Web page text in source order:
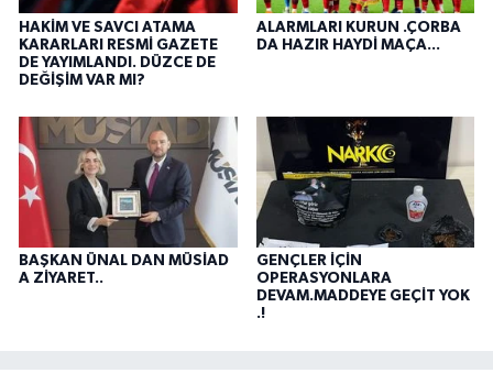
HAKİM VE SAVCI ATAMA
KARARLARI RESMİ GAZETE
DE YAYIMLANDI. DÜZCE DE
DEĞİŞİM VAR MI?
ALARMLARI KURUN .ÇORBA
DA HAZIR HAYDİ MAÇA...
BAŞKAN ÜNAL DAN MÜSİAD
A ZİYARET..
GENÇLER İÇİN
OPERASYONLARA
DEVAM.MADDEYE GEÇİT YOK
.!